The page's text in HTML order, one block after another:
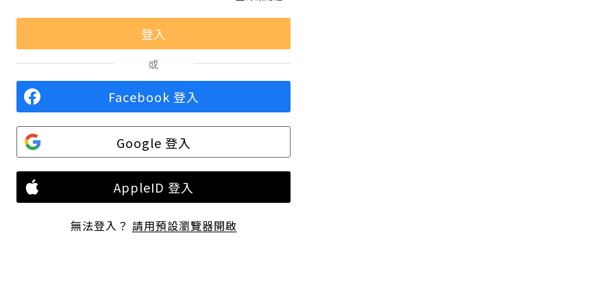
或
Facebook 登入
Google 登入
AppleID 登入
無法登入？ 請用預設瀏覽器開啟